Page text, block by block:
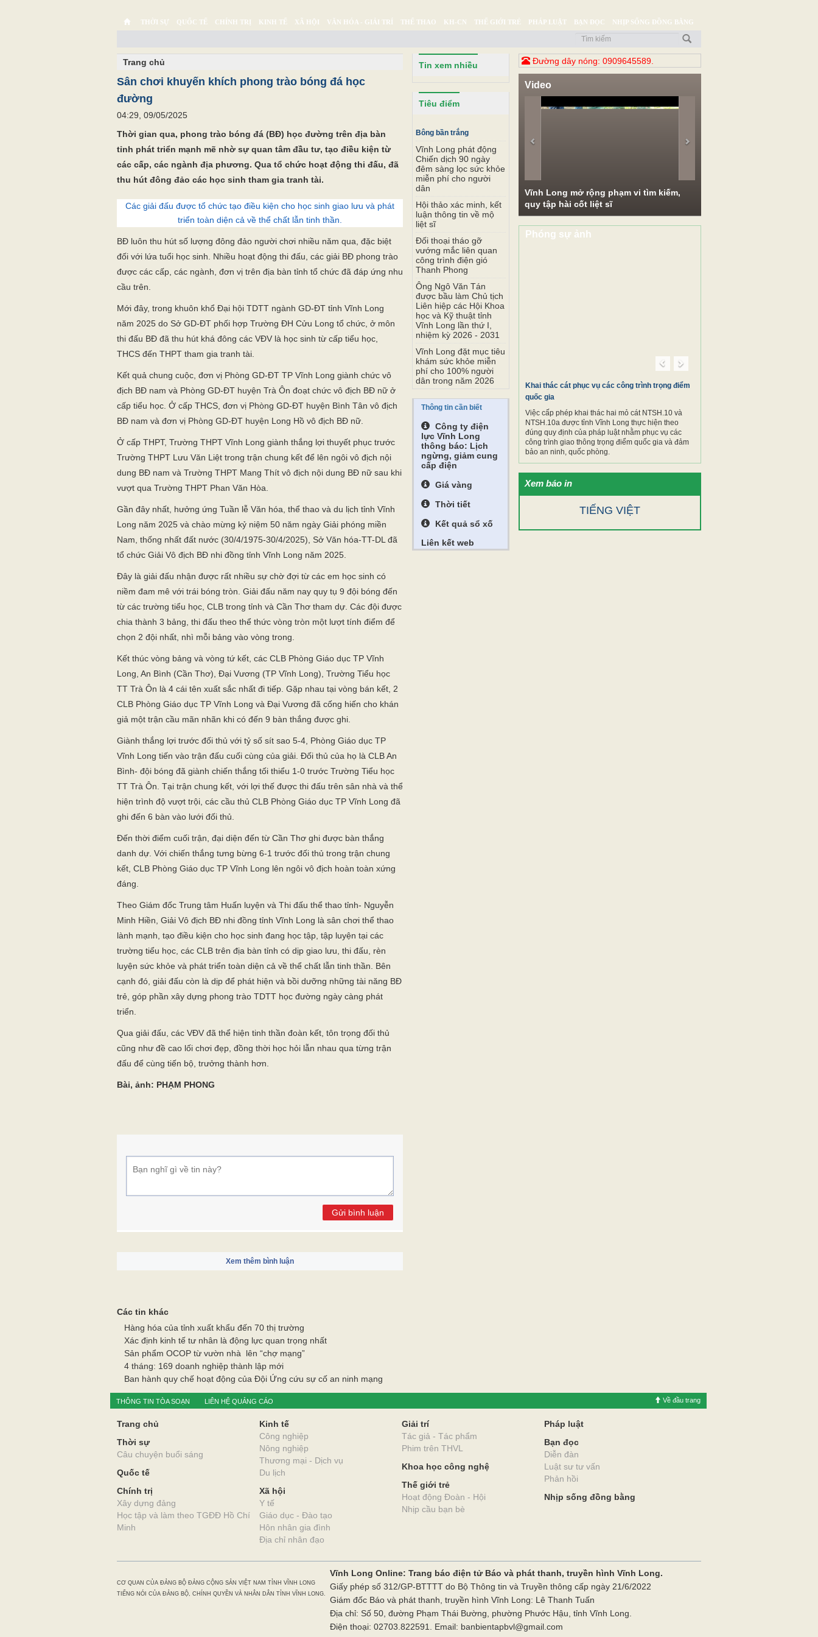
THỜI SỰ QUỐC TẾ CHÍNH TRỊ KINH TẾ XÃ HỘI VĂN HÓA - GIẢI TRÍ THỂ THAO KH-CN THẾ GIỚI TRẺ PHÁP LUẬT BẠN ĐỌC NHỊP SỐNG ĐỒNG BẰNG
Trang chủ
Sân chơi khuyến khích phong trào bóng đá học
đường
04:29, 09/05/2025
Thời gian qua, phong trào bóng đá (BĐ) học đường trên địa bàn
tỉnh phát triển mạnh mẽ nhờ sự quan tâm đầu tư, tạo điều kiện từ
các cấp, các ngành địa phương. Qua tổ chức hoạt động thi đấu, đã
thu hút đông đảo các học sinh tham gia tranh tài.
Các giải đấu được tổ chức tạo điều kiện cho học sinh giao lưu và phát
triển toàn diện cả về thể chất lẫn tinh thần.
BĐ luôn thu hút số lượng đông đảo người chơi nhiều năm qua, đặc biệt
đối với lứa tuổi học sinh. Nhiều hoạt động thi đấu, các giải BĐ phong trào
được các cấp, các ngành, đơn vị trên địa bàn tỉnh tổ chức đã đáp ứng nhu
cầu trên.
Mới đây, trong khuôn khổ Đại hội TDTT ngành GD-ĐT tỉnh Vĩnh Long
năm 2025 do Sở GD-ĐT phối hợp Trường ĐH Cửu Long tổ chức, ở môn
thi đấu BĐ đã thu hút khá đông các VĐV là học sinh từ cấp tiểu học,
THCS đến THPT tham gia tranh tài.
Kết quả chung cuộc, đơn vị Phòng GD-ĐT TP Vĩnh Long giành chức vô
địch BĐ nam và Phòng GD-ĐT huyện Trà Ôn đoạt chức vô địch BĐ nữ ở
cấp tiểu học. Ở cấp THCS, đơn vị Phòng GD-ĐT huyện Bình Tân vô địch
BĐ nam và đơn vị Phòng GD-ĐT huyện Long Hồ vô địch BĐ nữ.
Ở cấp THPT, Trường THPT Vĩnh Long giành thắng lợi thuyết phục trước
Trường THPT Lưu Văn Liệt trong trận chung kết để lên ngôi vô địch nội
dung BĐ nam và Trường THPT Mang Thít vô địch nội dung BĐ nữ sau khi
vượt qua Trường THPT Phan Văn Hòa.
Gần đây nhất, hưởng ứng Tuần lễ Văn hóa, thể thao và du lịch tỉnh Vĩnh
Long năm 2025 và chào mừng kỷ niệm 50 năm ngày Giải phóng miền
Nam, thống nhất đất nước (30/4/1975-30/4/2025), Sở Văn hóa-TT-DL đã
tổ chức Giải Vô địch BĐ nhi đồng tỉnh Vĩnh Long năm 2025.
Đây là giải đấu nhận được rất nhiều sự chờ đợi từ các em học sinh có
niềm đam mê với trái bóng tròn. Giải đấu năm nay quy tụ 9 đội bóng đến
từ các trường tiểu học, CLB trong tỉnh và Cần Thơ tham dự. Các đội được
chia thành 3 bảng, thi đấu theo thể thức vòng tròn một lượt tính điểm để
chọn 2 đội nhất, nhì mỗi bảng vào vòng trong.
Kết thúc vòng bảng và vòng tứ kết, các CLB Phòng Giáo dục TP Vĩnh
Long, An Bình (Cần Thơ), Đại Vương (TP Vĩnh Long), Trường Tiểu học
TT Trà Ôn là 4 cái tên xuất sắc nhất đi tiếp. Gặp nhau tại vòng bán kết, 2
CLB Phòng Giáo dục TP Vĩnh Long và Đại Vương đã cống hiến cho khán
giả một trận cầu mãn nhãn khi có đến 9 bàn thắng được ghi.
Giành thắng lợi trước đối thủ với tỷ số sít sao 5-4, Phòng Giáo dục TP
Vĩnh Long tiến vào trận đấu cuối cùng của giải. Đối thủ của họ là CLB An
Bình- đội bóng đã giành chiến thắng tối thiểu 1-0 trước Trường Tiểu học
TT Trà Ôn. Tại trận chung kết, với lợi thế được thi đấu trên sân nhà và thể
hiện trình độ vượt trội, các cầu thủ CLB Phòng Giáo dục TP Vĩnh Long đã
ghi đến 6 bàn vào lưới đối thủ.
Đến thời điểm cuối trận, đại diện đến từ Cần Thơ ghi được bàn thắng
danh dự. Với chiến thắng tưng bừng 6-1 trước đối thủ trong trận chung
kết, CLB Phòng Giáo dục TP Vĩnh Long lên ngôi vô địch hoàn toàn xứng
đáng.
Theo Giám đốc Trung tâm Huấn luyện và Thi đấu thể thao tỉnh- Nguyễn
Minh Hiền, Giải Vô địch BĐ nhi đồng tỉnh Vĩnh Long là sân chơi thể thao
lành mạnh, tạo điều kiện cho học sinh đang học tập, tập luyện tại các
trường tiểu học, các CLB trên địa bàn tỉnh có dịp giao lưu, thi đấu, rèn
luyện sức khỏe và phát triển toàn diện cả về thể chất lẫn tinh thần. Bên
cạnh đó, giải đấu còn là dịp để phát hiện và bồi dưỡng những tài năng BĐ
trẻ, góp phần xây dựng phong trào TDTT học đường ngày càng phát
triển.
Qua giải đấu, các VĐV đã thể hiện tinh thần đoàn kết, tôn trọng đối thủ
cũng như đề cao lối chơi đẹp, đồng thời học hỏi lẫn nhau qua từng trận
đấu để cùng tiến bộ, trưởng thành hơn.
Bài, ảnh: PHẠM PHONG
Gửi bình luận
Xem thêm bình luận
Các tin khác
Hàng hóa của tỉnh xuất khẩu đến 70 thị trường
Xác định kinh tế tư nhân là động lực quan trọng nhất
Sản phẩm OCOP từ vườn nhà lên “chợ mạng”
4 tháng: 169 doanh nghiệp thành lập mới
Ban hành quy chế hoạt động của Đội Ứng cứu sự cố an ninh mạng
Tin xem nhiều
Tiêu điểm
Bông bần trắng
Vĩnh Long phát động
Chiến dịch 90 ngày
đêm sàng lọc sức khỏe
miễn phí cho người
dân
Hội thảo xác minh, kết
luận thông tin về mộ
liệt sĩ
Đối thoại tháo gỡ
vướng mắc liên quan
công trình điện gió
Thanh Phong
Ông Ngô Văn Tán
được bầu làm Chủ tịch
Liên hiệp các Hội Khoa
học và Kỹ thuật tỉnh
Vĩnh Long lần thứ I,
nhiệm kỳ 2026 - 2031
Vĩnh Long đặt mục tiêu
khám sức khỏe miễn
phí cho 100% người
dân trong năm 2026
Thông tin cần biết
Công ty điện
lực Vĩnh Long
thông báo: Lịch
ngừng, giảm cung
cấp điện
Giá vàng
Thời tiết
Kết quả sổ xố
Liên kết web
Đường dây nóng: 0909645589.
Video
Vĩnh Long mở rộng phạm vi tìm kiếm,
quy tập hài cốt liệt sĩ
Phóng sự ảnh
Khai thác cát phục vụ các công trình trọng điểm
quốc gia
Việc cấp phép khai thác hai mỏ cát NTSH.10 và
NTSH.10a được tỉnh Vĩnh Long thực hiện theo
đúng quy định của pháp luật nhằm phục vụ các
công trình giao thông trọng điểm quốc gia và đảm
bảo an ninh, quốc phòng.
Previous
Xem báo in
TIẾNG VIỆT
THÔNG TIN TÒA SOẠN LIÊN HỆ QUẢNG CÁO Về đầu trang
Trang chủ
Thời sự
Câu chuyện buổi sáng
Quốc tế
Chính trị
Xây dựng đảng
Học tập và làm theo TGĐĐ Hồ Chí
Minh
Kinh tế
Công nghiệp
Nông nghiệp
Thương mại - Dịch vụ
Du lịch
Xã hội
Y tế
Giáo dục - Đào tạo
Hôn nhân gia đình
Địa chỉ nhân đạo
Giải trí
Tác giả - Tác phẩm
Phim trên THVL
Khoa học công nghệ
Thế giới trẻ
Hoạt động Đoàn - Hội
Nhịp cầu bạn bè
Pháp luật
Bạn đọc
Diễn đàn
Luật sư tư vấn
Phản hồi
Nhịp sống đồng bằng
CƠ QUAN CỦA ĐẢNG BỘ ĐẢNG CỘNG SẢN VIỆT NAM TỈNH VĨNH LONG
TIẾNG NÓI CỦA ĐẢNG BỘ, CHÍNH QUYỀN VÀ NHÂN DÂN TỈNH VĨNH LONG.
Vĩnh Long Online: Trang báo điện tử Báo và phát thanh, truyền hình Vĩnh Long.
Giấy phép số 312/GP-BTTTT do Bộ Thông tin và Truyền thông cấp ngày 21/6/2022
Giám đốc Báo và phát thanh, truyền hình Vĩnh Long: Lê Thanh Tuấn
Địa chỉ: Số 50, đường Phạm Thái Bường, phường Phước Hậu, tỉnh Vĩnh Long.
Điện thoại: 02703.822591. Email: banbientapbvl@gmail.com